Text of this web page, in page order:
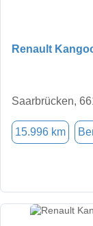
Renault
Saarbrücken,
15.996 km